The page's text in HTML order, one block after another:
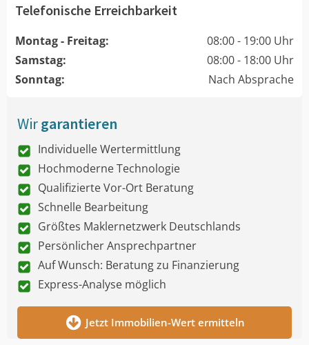
Telefonische Erreichbarkeit
Montag - Freitag:
08:00 - 19:00 Uhr
Samstag:
08:00 - 18:00 Uhr
Sonntag:
Nach Absprache
Wirgarantieren
Individuelle Wertermittlung
Hochmoderne Technologie
Qualifizierte Vor-Ort Beratung
Schnelle Bearbeitung
Größtes Maklernetzwerk Deutschlands
Persönlicher Ansprechpartner
Auf Wunsch: Beratung zu Finanzierung
Express-Analyse möglich
Jetzt Immobilien-Wert ermitteln